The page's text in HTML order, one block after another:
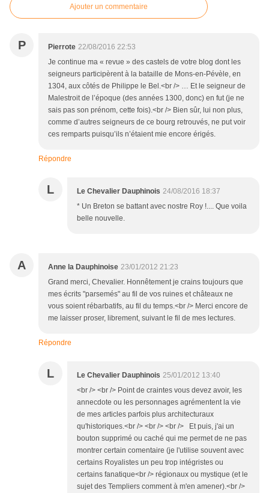
Ajouter un commentaire
P Pierrote 22/08/2016 22:53
Je continue ma « revue » des castels de votre blog dont les
seigneurs participèrent à la bataille de Mons-en-Pévèle, en
1304, aux côtés de Philippe le Bel.<br /> … Et le seigneur de
Malestroit de l’époque (des années 1300, donc) en fut (je ne
sais pas son prénom, cette fois).<br /> Bien sûr, lui non plus,
comme d’autres seigneurs de ce bourg retrouvés, ne put voir
ces remparts puisqu’ils n’étaient mie encore érigés.
Répondre
L Le Chevalier Dauphinois 24/08/2016 18:37
* Un Breton se battant avec nostre Roy !.... Que voila
belle nouvelle.
A Anne la Dauphinoise 23/01/2012 21:23
Grand merci, Chevalier. Honnêtement je crains toujours que
mes écrits "parsemés" au fil de vos ruines et châteaux ne
vous soient rébarbatifs, au fil du temps.<br /> Merci encore de
me laisser proser, librement, suivant le fil de mes lectures.
Répondre
L Le Chevalier Dauphinois 25/01/2012 13:40
<br /> <br /> Point de craintes vous devez avoir, les
annecdote ou les personnages agrémentent la vie
de mes articles parfois plus architecturaux
qu'historiques.<br /> <br /> <br /> Et puis, j'ai un
bouton supprimé ou caché qui me permet de ne pas
montrer certain comentaire (je l'utilise souvent avec
certains Royalistes un peu trop intégristes ou
certains fanatique<br /> régionaux ou mystique (et le
sujet des Templiers comment à m'en amener).<br />